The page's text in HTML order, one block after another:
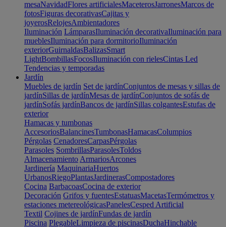
mesaNavidadFlores artificialesMaceterosJarronesMarcos de
fotosFiguras decorativasCajitas y
joyerosRelojesAmbientadores
Iluminación LámparasIluminación decorativaIluminación para
mueblesIluminación para dormitorioIluminación
exteriorGuirnaldasBalizasSmart
LightBombillasFocosIluminación con rielesCintas Led
Tendencias y temporadas
Jardín
Muebles de jardín Set de jardínConjuntos de mesas y sillas de
jardínSillas de jardínMesas de jardínConjuntos de sofás de
jardínSofás jardínBancos de jardínSillas colgantesEstufas de
exterior
Hamacas y tumbonas
AccesoriosBalancinesTumbonasHamacasColumpios
Pérgolas CenadoresCarpasPérgolas
Parasoles SombrillasParasolesToldos
Almacenamiento ArmariosArcones
Jardinería MaquinariaHuertos
UrbanosRiegoPlantasJardinerasCompostadores
Cocina BarbacoasCocina de exterior
Decoración Grifos y fuentesEstatuasMacetasTermómetros y
estaciones metereológicasPanelesCesped Artificial
Textil Cojines de jardínFundas de jardín
Piscina PlegableLimpieza de piscinasDuchaHinchable